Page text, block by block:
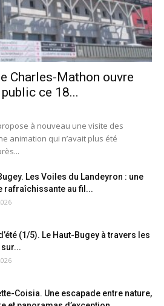
Charles-Mathon ouvre
ce 18...
à nouveau une visite des
animation qui n’avait plus été
Les Voiles du Landeyron : une
rafraîchissante au fil...
(1/5). Le Haut-Bugey à travers les
Coisia. Une escapade entre nature,